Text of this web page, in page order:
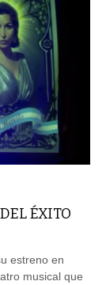
ÉXITO
estreno en
musical que